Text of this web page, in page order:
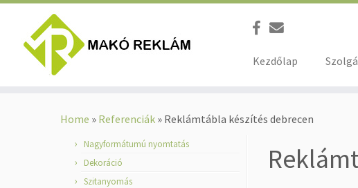
Kezdőlap
Home » Referenciák » Reklámtábla készítés debrecen
Nagyformátumú nyomtatás
Dekoráció
Szitanyomás